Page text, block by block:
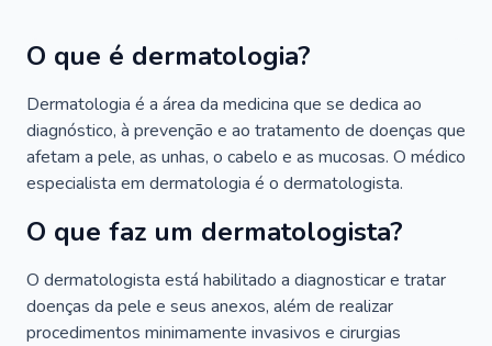
O que é dermatologia?
Dermatologia é a área da medicina que se dedica ao
diagnóstico, à prevenção e ao tratamento de doenças que
afetam a pele, as unhas, o cabelo e as mucosas. O médico
especialista em dermatologia é o dermatologista.
O que faz um dermatologista?
O dermatologista está habilitado a diagnosticar e tratar
doenças da pele e seus anexos, além de realizar
procedimentos minimamente invasivos e cirurgias